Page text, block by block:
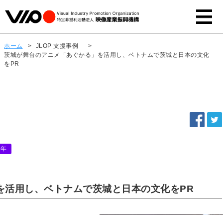
ホーム > JLOP 支援事例
>
茨城が舞台のアニメ「あぐかる」を活用し、ベトナムで茨城と日本の文化
をPR
用し、ベトナムで茨城と日本の文化をPR